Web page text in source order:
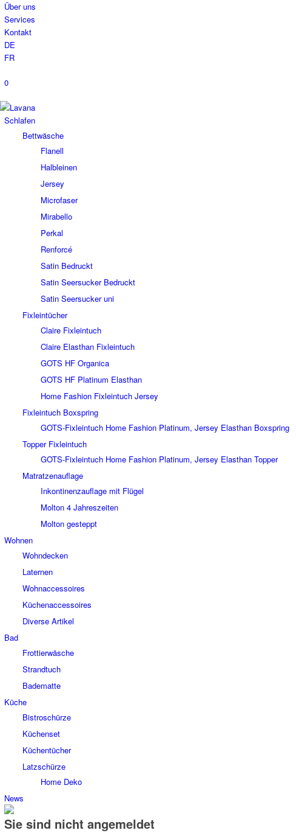
Über uns
Services
Kontakt
DE
FR
0
Schlafen
Bettwäsche
Flanell
Halbleinen
Jersey
Microfaser
Mirabello
Perkal
Renforcé
Satin Bedruckt
Satin Seersucker Bedruckt
Satin Seersucker uni
Fixleintücher
Claire Fixleintuch
Claire Elasthan Fixleintuch
GOTS HF Organica
GOTS HF Platinum Elasthan
Home Fashion Fixleintuch Jersey
Fixleintuch Boxspring
GOTS-Fixleintuch Home Fashion Platinum, Jersey Elasthan Boxspring
Topper Fixleintuch
GOTS-Fixleintuch Home Fashion Platinum, Jersey Elasthan Topper
Matratzenauflage
Inkontinenzauflage mit Flügel
Molton 4 Jahreszeiten
Molton gesteppt
Wohnen
Wohndecken
Laternen
Wohnaccessoires
Küchenaccessoires
Diverse Artikel
Bad
Frottierwäsche
Strandtuch
Badematte
Küche
Bistroschürze
Küchenset
Küchentücher
Latzschürze
Home Deko
News
Sie sind nicht angemeldet